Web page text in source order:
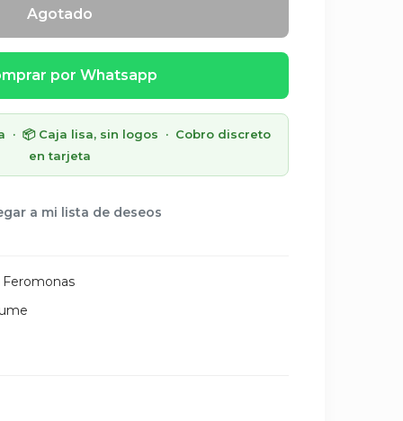
Agotado
por Whatsapp
· 📦 Caja lisa, sin logos · Cobro discreto
en tarjeta
a mi lista de deseos